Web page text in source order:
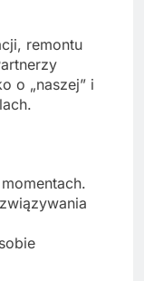
remontu
o „naszej” i